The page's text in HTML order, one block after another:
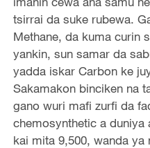
tsirrai da suke rubewa.
Methane, da kuma curin
yankin, sun samar da
yadda iskar Carbon ke
Sakamakon binciken na
gano wuri mafi zurfi da
chemosynthetic a duniya
kai mita 9,500, wanda ya